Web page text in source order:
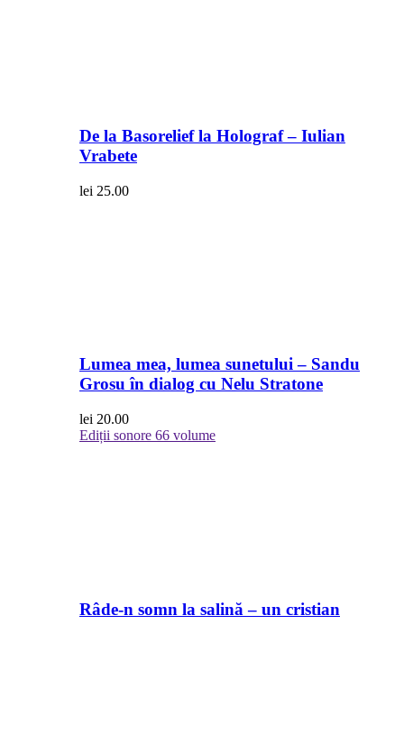
De la Basorelief la Holograf – Iulian
Vrabete
lei 25.00
Lumea mea, lumea sunetului – Sandu
Grosu în dialog cu Nelu Stratone
lei 20.00
Ediții sonore 66 volume
Râde-n somn la salină – un cristian